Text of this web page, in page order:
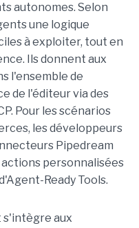
autonomes. Selon
une logique
à exploiter, tout en
Ils donnent aux
l'ensemble de
de l'éditeur via des
Pour les scénarios
les développeurs
Pipedream
personnalisées
Ready Tools.
s'intègre aux